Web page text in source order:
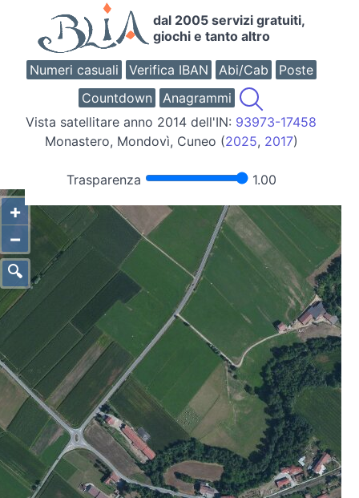
dal 2005 servizi gratuiti,
giochi e tanto altro
Numeri casuali Verifica IBAN Abi/Cab
Poste
Countdown
Anagrammi
Vista satellitare anno 2014 dell'IN: 93973-17458
Monastero, Mondovì, Cuneo (2025, 2017)
Trasparenza 1.00
+
−